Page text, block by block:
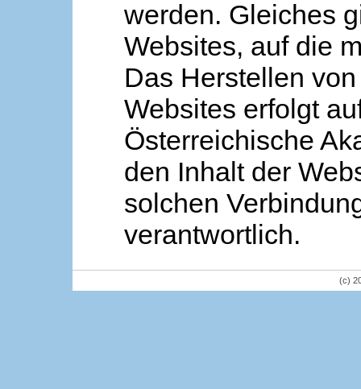
werden. Gleiches
Websites, auf die
Das Herstellen
Websites erfolgt
Österreichische
den Inhalt der
solchen
verantwortlich.
(c)